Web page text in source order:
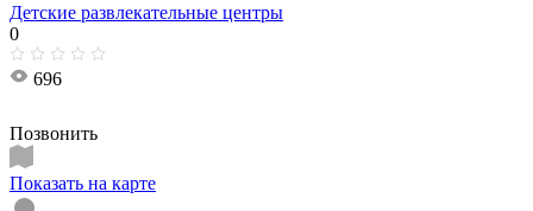
Детские развлекательные центры
0
696
Позвонить
Показать на карте